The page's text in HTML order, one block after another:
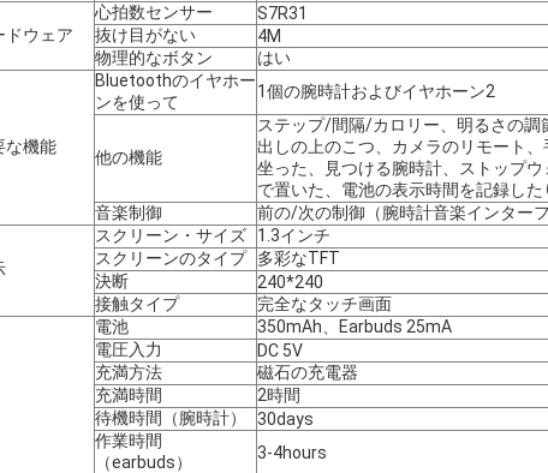
ドウェア
心拍数センサー
S7R31
抜け目がない
4M
物理的なボタン
はい
な機能
Bluetoothのイヤホー
ンを使って
1個の腕時計およびイヤホーン2
他の機能
ステップ/間隔/カロリー、明るさの調
出しの上のこつ、カメラのリモート
坐った、見つける腕時計、ストップ
で置いた、電池の表示時間を記録した
音楽制御
前の/次の制御（腕時計音楽インター
スクリーン・サイズ
1.3インチ
スクリーンのタイプ
多彩なTFT
決断
240*240
接触タイプ
完全なタッチ画面
電池
350mAh、Earbuds 25mA
電圧入力
DC 5V
充満方法
磁石の充電器
充満時間
2時間
待機時間（腕時計）
30days
作業時間
（earbuds）
3-4hours